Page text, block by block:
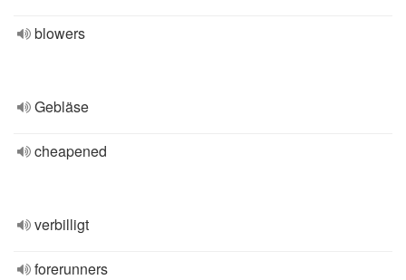
blowers
Gebläse
cheapened
verbilligt
forerunners